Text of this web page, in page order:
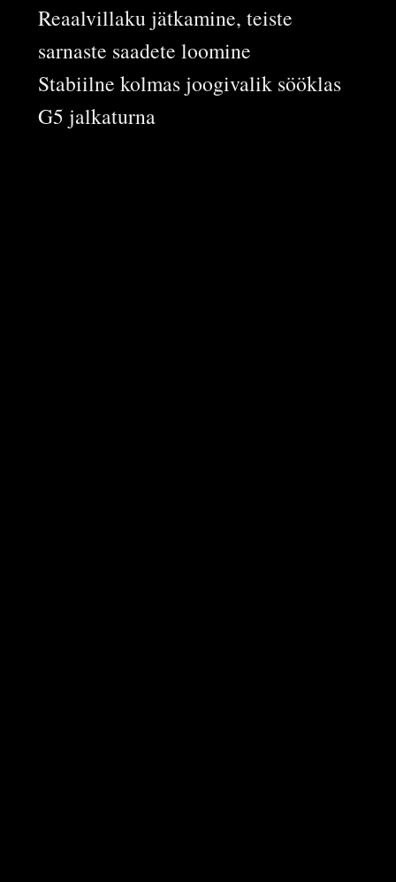
Reaalvillaku jätkamine, teiste
sarnaste saadete loomine
Stabiilne kolmas joogivalik sööklas
G5 jalkaturna